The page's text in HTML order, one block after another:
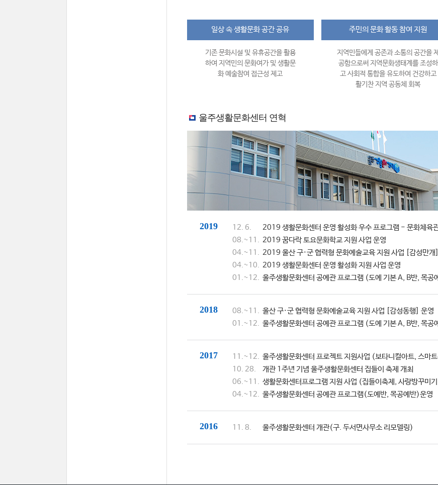
일상 속 생활문화 공간 공유
기존 문화시설 및 유휴공간을 활용
하여 지역민의 문화여가 및 생활문
화 예술참여 접근성 제고
주민의 문화 활동 참여 지원
지역민들에게 공존과 소통의 공간을 제
공함으로써 지역문화생태계를 조성하
고 사회적 통합을 유도하여 건강하고
활기찬 지역 공동체 회복
울주생활문화센터 연혁
2019 12. 6.
2019 생활문화센터 운영 활성화 우수 프로그램 - 문화체육
08.~11. 2019 꿈다락 토요문화학교 지원 사업 운영
04.~11. 2019 울산 구·군 협력형 문화예술교육 지원 사업 [감성만개
04.~10. 2019 생활문화센터 운영 활성화 지원 사업 운영
01.~12. 울주생활문화센터 공예관 프로그램 (도예 기본 A, B반, 목공
2018 08.~11. 울산 구·군 협력형 문화예술교육 지원 사업 [감성동행] 운영
01.~12. 울주생활문화센터 공예관 프로그램 (도예 기본 A, B반, 목공
2017 11.~12. 울주생활문화센터 프로젝트 지원사업 (보타니컬아트, 스마
10. 28.
개관 1주년 기념 울주생활문화센터 집들이 축제 개최
06.~11. 생활문화센터프로그램 지원 사업 (집들이축제, 사랑방꾸미
04.~12. 울주생활문화센터 공예관 프로그램(도예반, 목공예반)운영
2016 11. 8. 울주생활문화센터 개관(구. 두서면사무소 리모델링)